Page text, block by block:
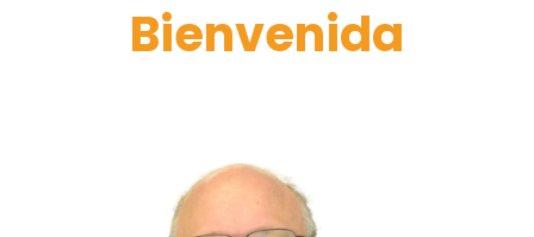
Bienvenida